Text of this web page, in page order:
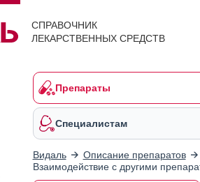
СПРАВОЧНИК
ЛЕКАРСТВЕННЫХ СРЕДСТВ
Препараты
Специалистам
Видаль Описание препаратов
Взаимодействие с другими